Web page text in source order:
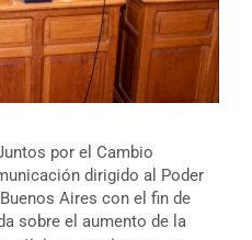
por el Cambio
dirigido al Poder
Aires con el fin de
sobre el aumento de la